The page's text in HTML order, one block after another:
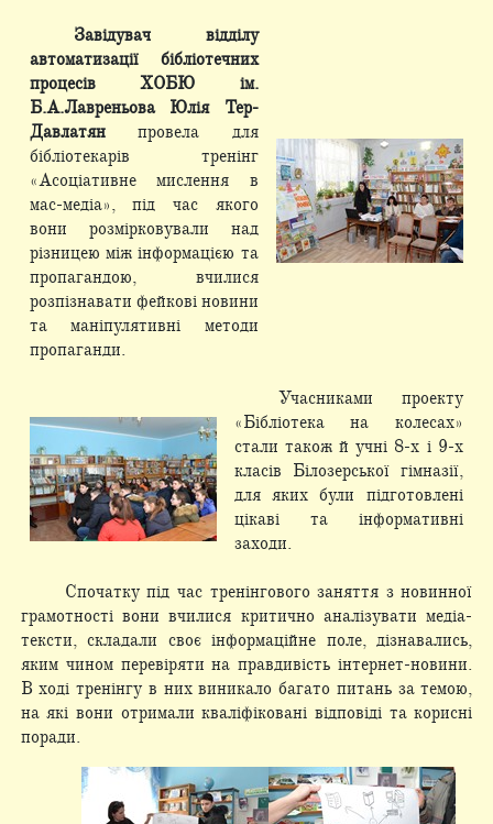
Завідувач відділу
автоматизації бібліотечних
процесів ХОБЮ ім.
Б.А.Лавреньова Юлія Тер-
Давлатянпровела для
бібліотекарів тренінг
«Асоціативне мислення в
мас-медіа», під час якого
вони розмірковували над
різницею між інформацією та
пропагандою, вчилися
розпізнавати фейкові новини
та маніпулятивні методи
пропаганди.
Учасниками проекту
«Бібліотека на колесах»
стали також й учні 8-х і 9-х
класів Білозерської гімназії,
для яких були підготовлені
цікаві та інформативні
заходи.
Спочатку під час тренінгового заняття з новинної
грамотності вони вчилися критично аналізувати медіа-
тексти, складали своє інформаційне поле, дізнавались,
яким чином перевіряти на правдивість інтернет-новини.
В ході тренінгу в них виникало багато питань за темою,
на які вони отримали кваліфіковані відповіді та корисні
поради.